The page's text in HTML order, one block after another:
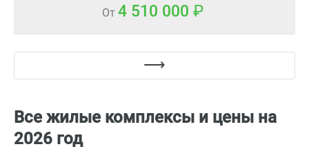
От 4 510 000
Все жилые комплексы и цены на
2026 год